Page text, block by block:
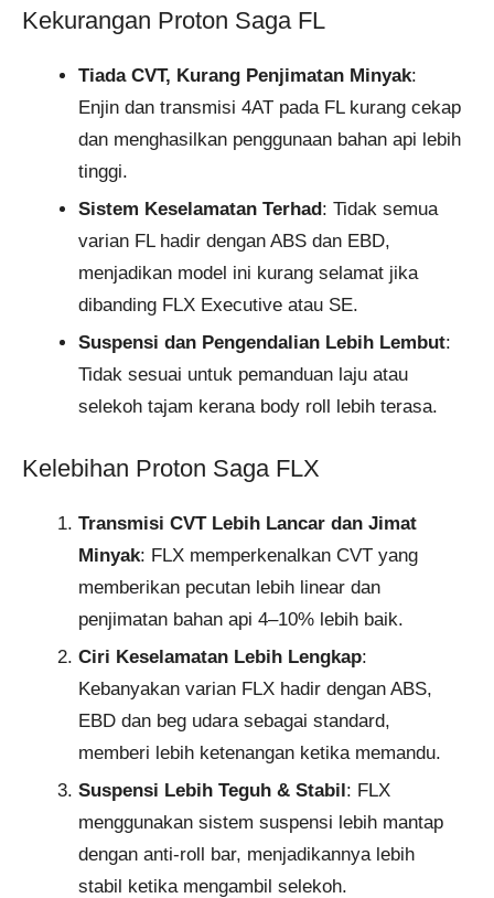
Kekurangan Proton Saga FL
Tiada CVT, Kurang Penjimatan Minyak:
Enjin dan transmisi 4AT pada FL kurang cekap
dan menghasilkan penggunaan bahan api lebih
tinggi.
Sistem Keselamatan Terhad : Tidak semua
varian FL hadir dengan ABS dan EBD,
menjadikan model ini kurang selamat jika
dibanding FLX Executive atau SE.
Suspensi dan Pengendalian Lebih Lembut:
Tidak sesuai untuk pemanduan laju atau
selekoh tajam kerana body roll lebih terasa.
Kelebihan Proton Saga FLX
Transmisi CVT Lebih Lancar dan Jimat
Minyak: FLX memperkenalkan CVT yang
memberikan pecutan lebih linear dan
penjimatan bahan api 4–10% lebih baik.
Ciri Keselamatan Lebih Lengkap:
Kebanyakan varian FLX hadir dengan ABS,
EBD dan beg udara sebagai standard,
memberi lebih ketenangan ketika memandu.
Suspensi Lebih Teguh & Stabil: FLX
menggunakan sistem suspensi lebih mantap
dengan anti-roll bar, menjadikannya lebih
stabil ketika mengambil selekoh.